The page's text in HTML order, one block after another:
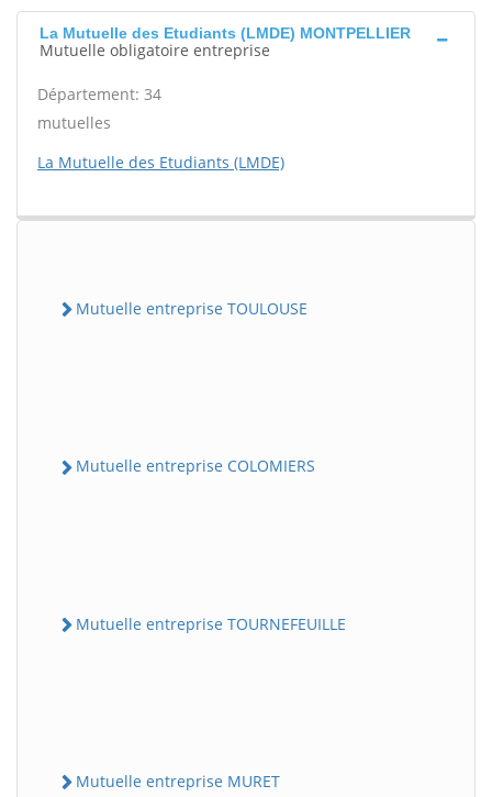
La Mutuelle des Etudiants (LMDE) MONTPELLIER
Mutuelle obligatoire entreprise
Département: 34
mutuelles
La Mutuelle des Etudiants (LMDE)
Mutuelle entreprise TOULOUSE
Mutuelle entreprise COLOMIERS
Mutuelle entreprise TOURNEFEUILLE
Mutuelle entreprise MURET